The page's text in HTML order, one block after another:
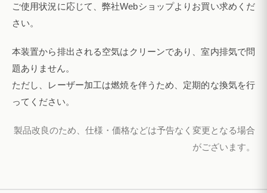
ご使用状況に応じて、弊社Webショップよりお買い求めくだ
さい。
本装置から排出される空気はクリーンであり、室内排気で問
題ありません。
ただし、レーザー加工は燃焼を伴うため、定期的な換気を行
ってください。
製品改良のため、仕様・価格などは予告なく変更となる場合
がございます。